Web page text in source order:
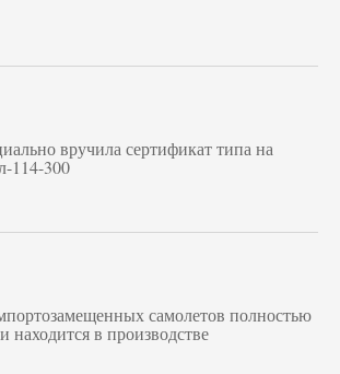
вручила сертификат типа на
114-300
самолетов полностью
находится в производстве